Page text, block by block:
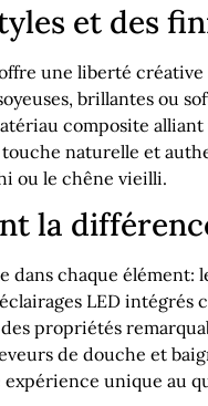
et des
une liberté
brillantes ou
composite
naturelle et
ou le chêne vieilli.
la
dans chaque
LED intégrés
propriétés
de douche et
unique au